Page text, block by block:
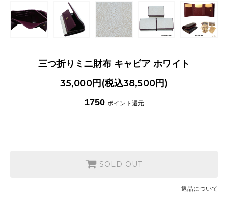
三つ折りミニ財布 キャビア ホワイト
35,000円(税込38,500円)
1750 ポイント還元
SOLD OUT
返品について